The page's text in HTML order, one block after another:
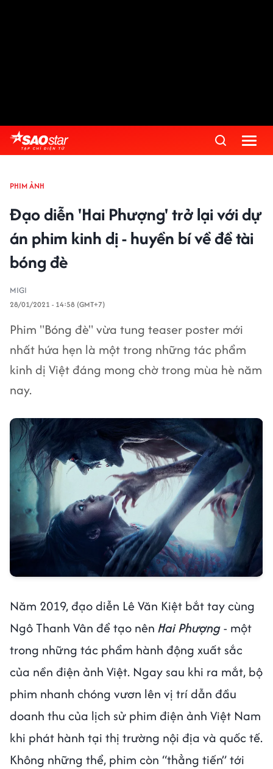
PHIM ẢNH
Đạo diễn 'Hai Phượng' trở lại với dự
án phim kinh dị - huyền bí về đề tài
bóng đè
MIGI
28/01/2021 - 14:58 (GMT+7)
Phim "Bóng đè" vừa tung teaser poster mới
nhất hứa hẹn là một trong những tác phẩm
kinh dị Việt đáng mong chờ trong mùa hè năm
nay.
Năm 2019, đạo diễn Lê Văn Kiệt bắt tay cùng
Ngô Thanh Vân để tạo nên Hai Phượng- một
trong những tác phẩm hành động xuất sắc
của nền điện ảnh Việt. Ngay sau khi ra mắt, bộ
phim nhanh chóng vươn lên vị trí dẫn đầu
doanh thu của lịch sử phim điện ảnh Việt Nam
khi phát hành tại thị trường nội địa và quốc tế.
Không những thể, phim còn “thẳng tiến” tới